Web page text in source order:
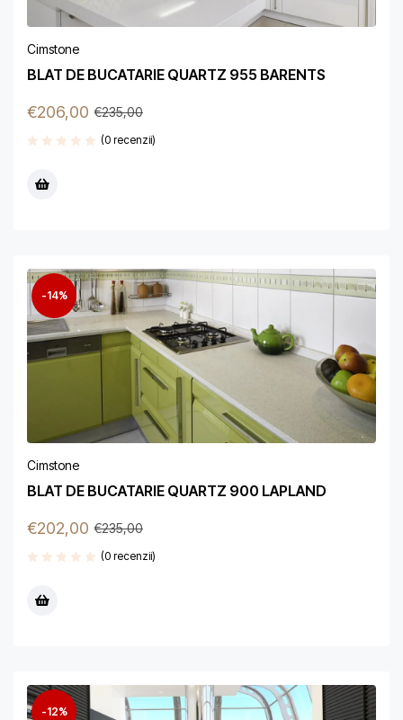
Cimstone
BLAT DE BUCATARIE QUARTZ 955 BARENTS
€235,00
€206,00
(0 recenzii)
-14%
Cimstone
BLAT DE BUCATARIE QUARTZ 900 LAPLAND
€235,00
€202,00
(0 recenzii)
-12%